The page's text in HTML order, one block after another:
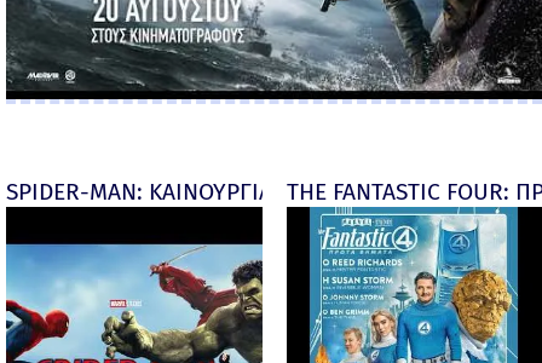
SPIDER-MAN: ΚΑΙΝΟΥΡΓΙΑ ΜΕΡΑ (Spider-Man:
THE FANTASTIC